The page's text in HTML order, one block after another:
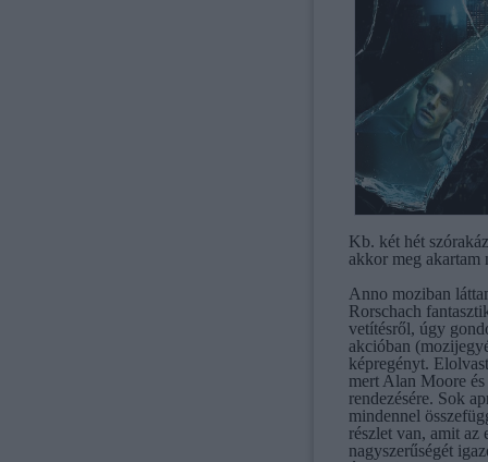
Kb. két hét
akkor meg akartam
Anno moziban
Rorschach
vetítésről, úgy
akcióban
képregényt.
mert Alan Moore
rendezésére. Sok
mindennel
részlet van, amit az
nagyszerűségét